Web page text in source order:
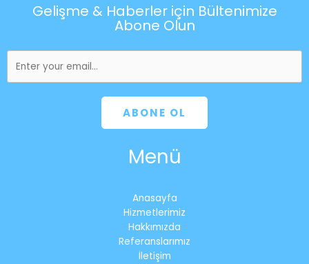
Gelişme & Haberler için Bültenimize
Abone Olun
ABONE OL
Menü
Anasayfa
Hizmetlerimiz
Hakkımızda
Referanslarımız
İletişim